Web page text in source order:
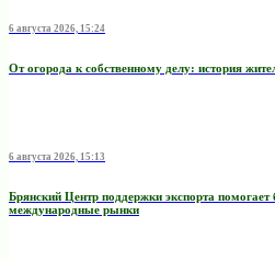
6 августа 2026, 15:24
От огорода к собственному делу: история
6 августа 2026, 15:13
Брянский Центр поддержки экспорта помогает
международные рынки